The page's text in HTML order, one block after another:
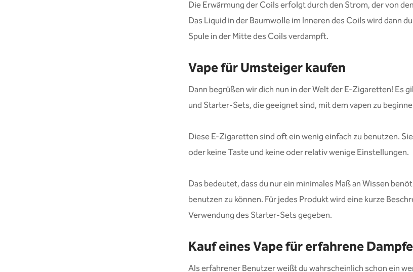
Die Erwärmung der Coils erfolgt durch den Strom, der von
Das Liquid in der Baumwolle im Inneren des Coils wird dann
Spule in der Mitte des Coils verdampft.
Vape für Umsteiger kaufen
Dann begrüßen wir dich nun in der Welt der E-Zigaretten! Es
und Starter-Sets, die geeignet sind, mit dem vapen zu
Diese E-Zigaretten sind oft ein wenig einfach zu benutzen.
oder keine Taste und keine oder relativ wenige Einstellungen.
Das bedeutet, dass du nur ein minimales Maß an Wissen
benutzen zu können. Für jedes Produkt wird eine kurze
Verwendung des Starter-Sets gegeben.
Kauf eines Vape für erfahrene
Als erfahrener Benutzer weißt du wahrscheinlich schon ein